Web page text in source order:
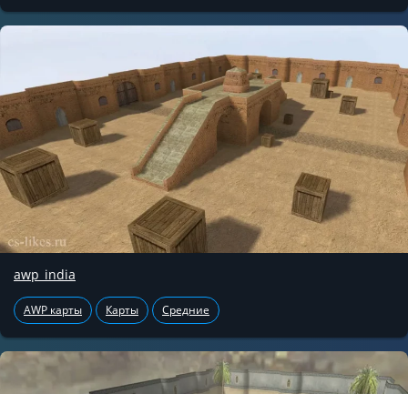
awp_india
AWP карты Карты Средние